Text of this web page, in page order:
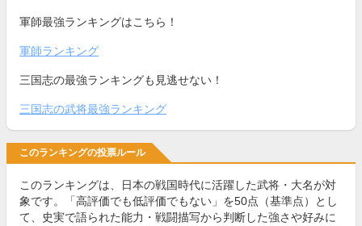
軍師最強ランキングはこちら！
軍師ランキング
三国志の最強ランキングも見逃せない！
三国志の武将最強ランキング
このランキングの投票ルール
このランキングは、日本の戦国時代に活躍した武将・大名が対
象です。「高評価でも低評価でもない」を50点（基準点）とし
て、史実で語られた能力・戦闘描写から判断した強さや好みに